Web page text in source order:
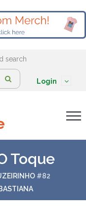
search
Login
Toque
#82